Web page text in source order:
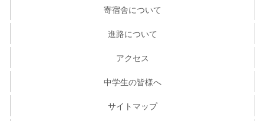
寄宿舎について
進路について
アクセス
中学生の皆様へ
サイトマップ